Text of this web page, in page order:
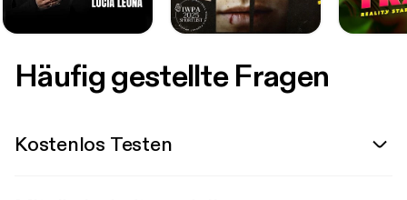
Häufig gestellte Fragen
Kostenlos Testen